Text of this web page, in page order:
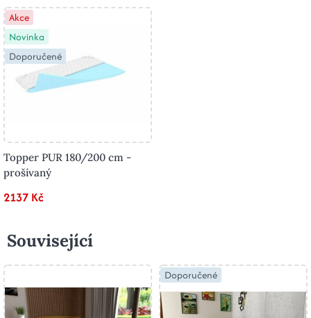
Akce
Novinka
Doporučené
Topper PUR 180/200 cm -
prošívaný
2137 Kč
Související
Doporučené